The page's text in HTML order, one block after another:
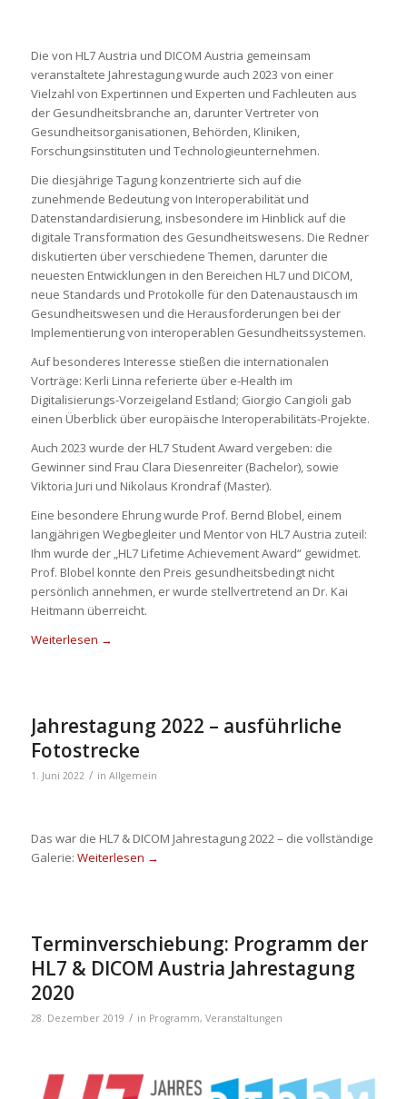
Die von HL7 Austria und DICOM Austria gemeinsam
veranstaltete Jahrestagung wurde auch 2023 von einer
Vielzahl von Expertinnen und Experten und Fachleuten aus
der Gesundheitsbranche an, darunter Vertreter von
Gesundheitsorganisationen, Behörden, Kliniken,
Forschungsinstituten und Technologieunternehmen.
Die diesjährige Tagung konzentrierte sich auf die
zunehmende Bedeutung von Interoperabilität und
Datenstandardisierung, insbesondere im Hinblick auf die
digitale Transformation des Gesundheitswesens. Die Redner
diskutierten über verschiedene Themen, darunter die
neuesten Entwicklungen in den Bereichen HL7 und DICOM,
neue Standards und Protokolle für den Datenaustausch im
Gesundheitswesen und die Herausforderungen bei der
Implementierung von interoperablen Gesundheitssystemen.
Auf besonderes Interesse stießen die internationalen
Vorträge: Kerli Linna referierte über e-Health im
Digitalisierungs-Vorzeigeland Estland; Giorgio Cangioli gab
einen Überblick über europäische Interoperabilitäts-Projekte.
Auch 2023 wurde der HL7 Student Award vergeben: die
Gewinner sind Frau Clara Diesenreiter (Bachelor), sowie
Viktoria Juri und Nikolaus Krondraf (Master).
Eine besondere Ehrung wurde Prof. Bernd Blobel, einem
langjährigen Wegbegleiter und Mentor von HL7 Austria zuteil:
Ihm wurde der „HL7 Lifetime Achievement Award“ gewidmet.
Prof. Blobel konnte den Preis gesundheitsbedingt nicht
persönlich annehmen, er wurde stellvertretend an Dr. Kai
Heitmann überreicht.
Weiterlesen →
Jahrestagung 2022 – ausführliche
Fotostrecke
1. Juni 2022 / in Allgemein
Das war die HL7 & DICOM Jahrestagung 2022 – die vollständige
Galerie: Weiterlesen →
Terminverschiebung: Programm der
HL7 & DICOM Austria Jahrestagung
2020
28. Dezember 2019 / in Programm, Veranstaltungen